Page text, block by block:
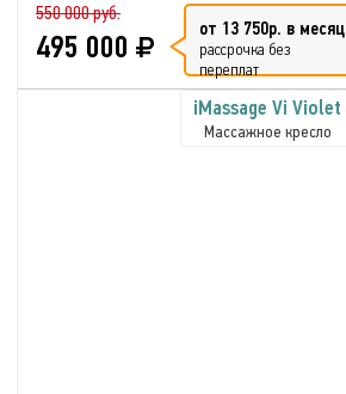
550 000 руб.
495 000 от 13 750р. в месяц
рассрочка без
переплат
iMassage Vi Violet
Массажное кресло